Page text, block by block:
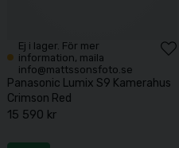
Ej i lager. För mer
information, maila
info@mattssonsfoto.se
Panasonic Lumix S9 Kamerahus
Crimson Red
15 590 kr